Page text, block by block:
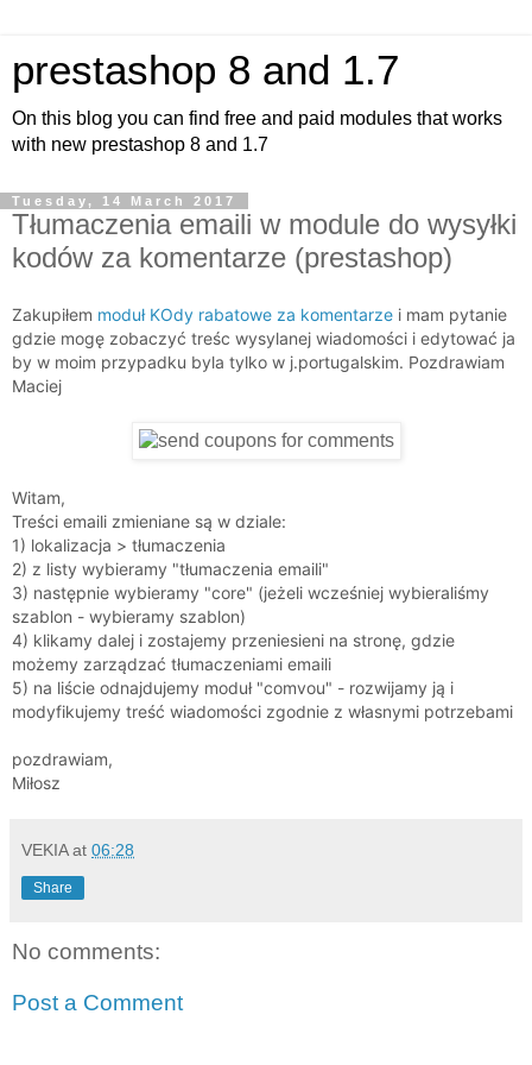
prestashop 8 and 1.7
On this blog you can find free and paid modules that works
with new prestashop 8 and 1.7
Tuesday, 14 March 2017
Tłumaczenia emaili w module do wysyłki
kodów za komentarze (prestashop)
Zakupiłem moduł KOdy rabatowe za komentarze i mam pytanie
gdzie mogę zobaczyć treśc wysylanej wiadomości i edytować ja
by w moim przypadku byla tylko w j.portugalskim. Pozdrawiam
Maciej
Witam,
Treści emaili zmieniane są w dziale:
1) lokalizacja > tłumaczenia
2) z listy wybieramy "tłumaczenia emaili"
3) następnie wybieramy "core" (jeżeli wcześniej wybieraliśmy
szablon - wybieramy szablon)
4) klikamy dalej i zostajemy przeniesieni na stronę, gdzie
możemy zarządzać tłumaczeniami emaili
5) na liście odnajdujemy moduł "comvou" - rozwijamy ją i
modyfikujemy treść wiadomości zgodnie z własnymi potrzebami
pozdrawiam,
Miłosz
VEKIA at 06:28
Share
No comments:
Post a Comment